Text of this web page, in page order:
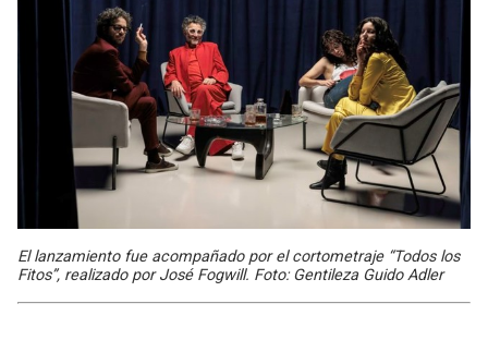
El lanzamiento fue acompañado por el cortometraje “Todos los
Fitos”, realizado por José Fogwill. Foto: Gentileza Guido Adler